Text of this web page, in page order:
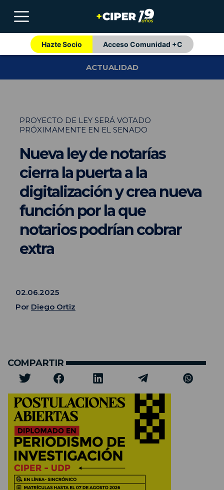
Hazte Socio Acceso Comunidad +C
ACTUALIDAD
PROYECTO DE LEY SERÁ VOTADO
PRÓXIMAMENTE EN EL SENADO
Nueva ley de notarías
cierra la puerta a la
digitalización y crea nueva
función por la que
notarios podrían cobrar
extra
02.06.2025
Por Diego Ortiz
COMPARTIR